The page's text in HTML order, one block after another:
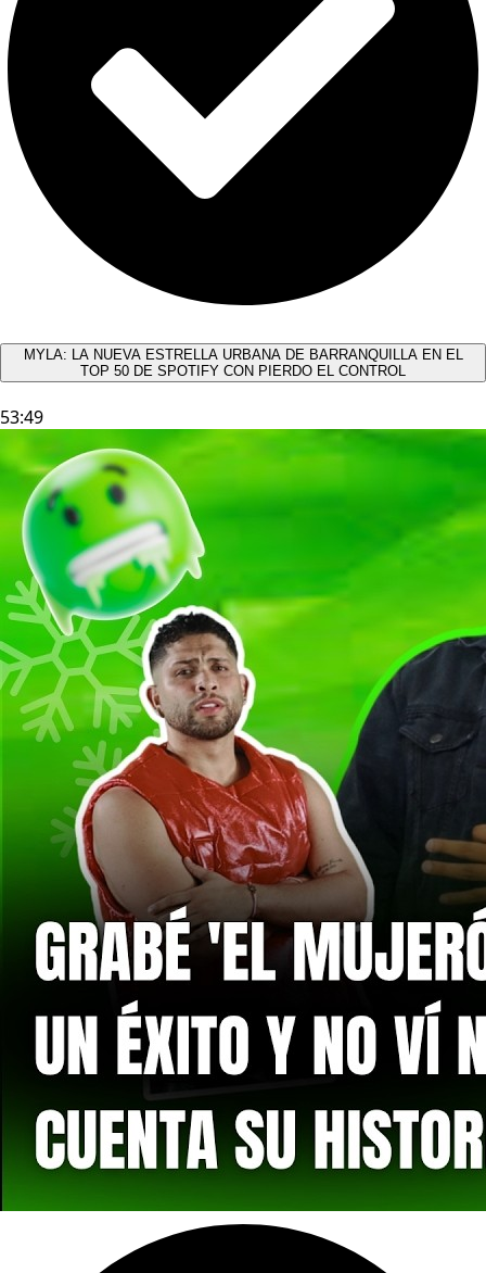
MYLA: LA NUEVA ESTRELLA URBANA DE BARRANQUILLA EN EL
TOP 50 DE SPOTIFY CON PIERDO EL CONTROL
53:49